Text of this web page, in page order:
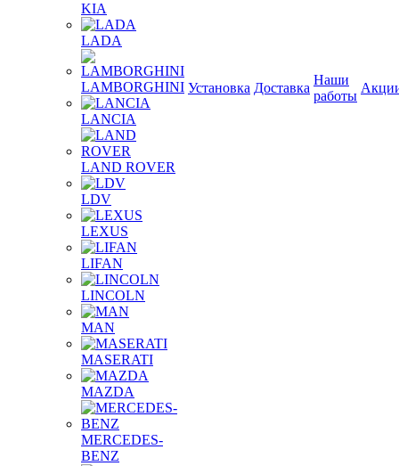
KIA
LADA
LAMBORGHINI
LANCIA
LAND ROVER
LDV
LEXUS
LIFAN
LINCOLN
MAN
MASERATI
MAZDA
MERCEDES-
BENZ
Установка Доставка
Наши
работы